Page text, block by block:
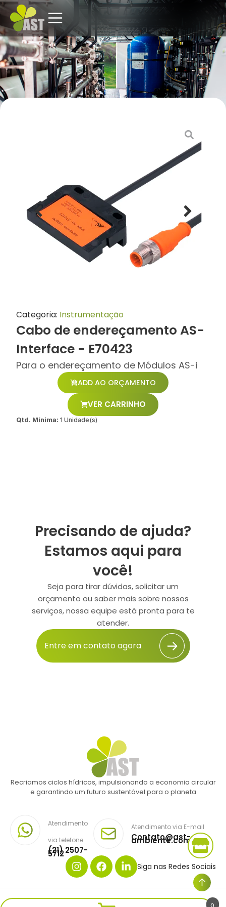
Categoria: Instrumentação
Cabo de endereçamento AS-
Interface - E70423
Para o endereçamento de Módulos AS-i
ADD AO ORÇAMENTO
VER CARRINHO
Qtd. Mínima: 1 Unidade(s)
Precisando de ajuda?
Estamos aqui para
você!
Seja para tirar dúvidas, solicitar um
orçamento ou saber mais sobre nossos
serviços, nossa equipe está pronta para te
atender.
Entre em contato agora
Recriamos ciclos hídricos, impulsionando a economia circular
e garantindo um futuro sustentável para o planeta
Atendimento
via telefone
(21) 2507-
5712
Atendimento via E-mail
Contato@ast-
ambiente.com.br
Siga nas Redes Sociais
Copyright © AST AMBIENTE. Todos os direitos reservados.